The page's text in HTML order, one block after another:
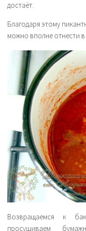
достаёт.
Благодаря этому
можно вполне отнести в
Возвращаемся к
просушиваем